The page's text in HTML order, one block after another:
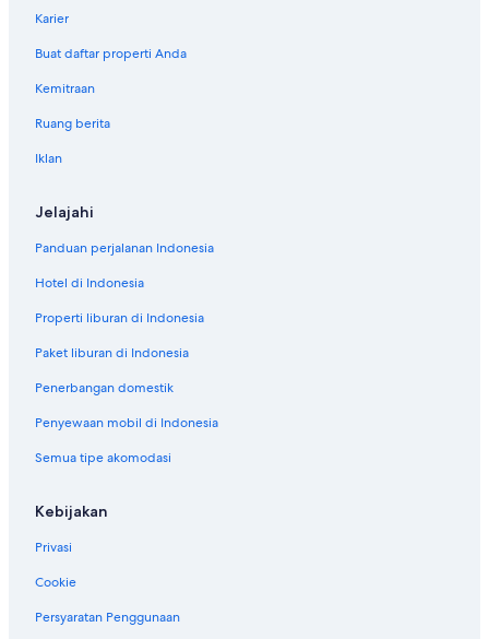
Karier
Buat daftar properti Anda
Kemitraan
Ruang berita
Iklan
Jelajahi
Panduan perjalanan Indonesia
Hotel di Indonesia
Properti liburan di Indonesia
Paket liburan di Indonesia
Penerbangan domestik
Penyewaan mobil di Indonesia
Semua tipe akomodasi
Kebijakan
Privasi
Cookie
Persyaratan Penggunaan